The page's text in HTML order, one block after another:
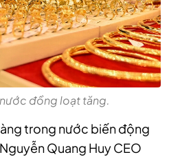
đồng loạt tăng.
trong nước biến động
Quang Huy CEO